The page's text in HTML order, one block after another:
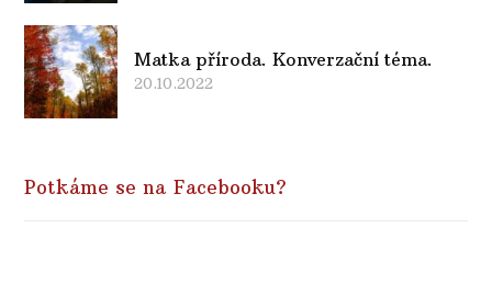
Matka příroda. Konverzační téma.
20.10.2022
Potkáme se na Facebooku?